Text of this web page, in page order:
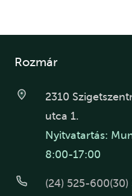
Rozmár
2310
utca 1.
Nyitvatartás:
8:00-17:00
(24) 525-600